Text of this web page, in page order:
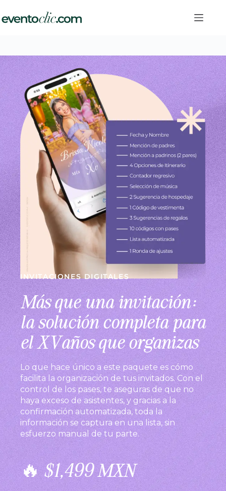
INVITACIONES DIGITALES
Más que una invitación:
la solución completa para
el XV años que organizas
Lo que hace único a este paquete es cómo
facilita la organización de tus invitados. Con el
control de los pases, te aseguras de que no
haya exceso de asistentes, y gracias a la
confirmación automatizada, toda la
información se captura en una lista, sin
esfuerzo manual de tu parte.
🔥 $1,499 MXN